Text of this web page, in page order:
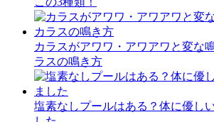
カラスがアワワ・アワアワと変な
ラスの鳴き方
塩素なしプールはある？体に優し